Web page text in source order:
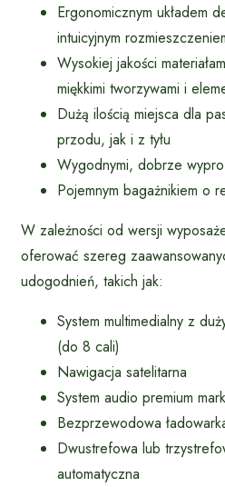
Ergonomicznym układem
intuicyjnym
Wysokiej jakości
miękkimi tworzywami i
Dużą ilością miejsca dla
przodu, jak i z tyłu
Wygodnymi, dobrze
Pojemnym bagażnikiem o
W zależności od wersji
oferować szereg
udogodnień, takich jak:
System multimedialny z
(do 8 cali)
Nawigacja satelitarna
System audio premium
Bezprzewodowa
Dwustrefowa lub
automatyczna